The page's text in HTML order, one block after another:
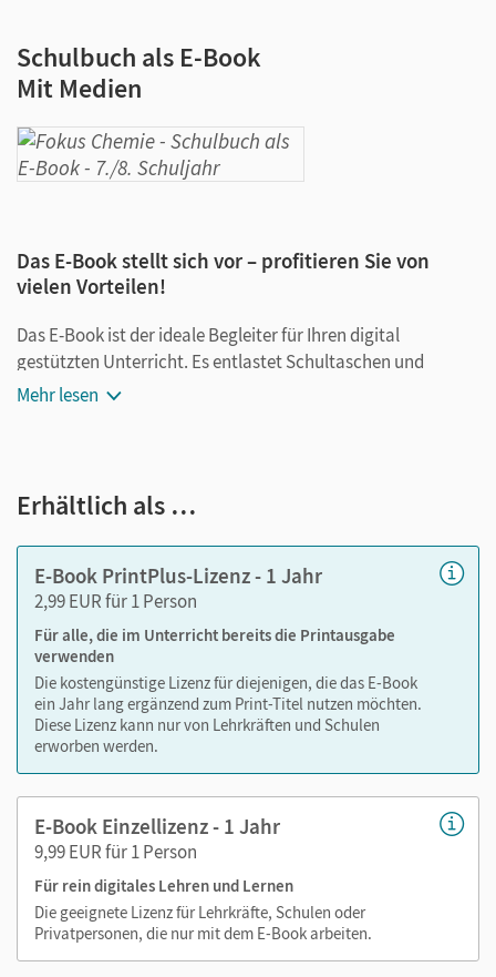
Schulbuch als E-Book
Mit Medien
Das E-Book stellt sich vor – profitieren Sie von
vielen Vorteilen!
Das E-Book ist der ideale Begleiter für Ihren digital
gestützten Unterricht. Es entlastet Schultaschen und
Rucksäcke und ist jederzeit unkompliziert verfügbar.
Notizen erstellen
Markierungen setzen
Text ergänzen
Lesezeichen hinzufügen
im Text suchen
zoomen
Die Medien sind wichtige Bestandteile dieses E-Books. Sie
sind seitengenau platziert, damit Sie und Ihre Schüler/-innen
jederzeit unkompliziert darauf zugreifen können. So
gestalten Sie das Lehren und Lernen zeitsparend und
abwechslungsreich. Kein Medienwechsel! Kein
zeitaufwendiges Suchen!
Medien in diesem E-Book:
Audios
Mehr lesen
Erhältlich als …
E-Book PrintPlus-Lizenz - 1 Jahr
2,99 EUR für 1 Person
Für alle, die im Unterricht bereits die Printausgabe
verwenden
Die kostengünstige Lizenz für diejenigen, die das E-Book
ein Jahr lang ergänzend zum Print-Titel nutzen möchten.
Diese Lizenz kann nur von Lehrkräften und Schulen
erworben werden.
E-Book Einzellizenz - 1 Jahr
9,99 EUR für 1 Person
Für rein digitales Lehren und Lernen
Die geeignete Lizenz für Lehrkräfte, Schulen oder
Privatpersonen, die nur mit dem E-Book arbeiten.